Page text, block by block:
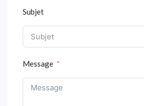
Subjet
Message